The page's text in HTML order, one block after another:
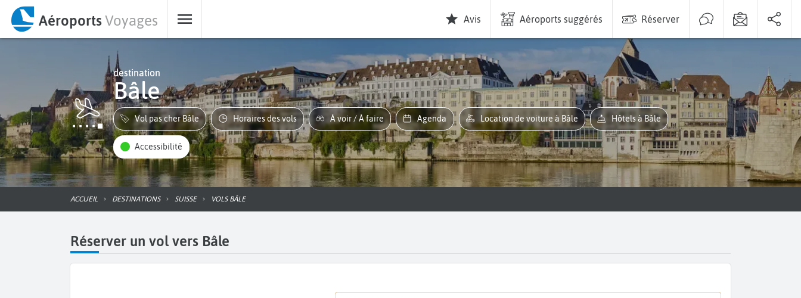
AéroportsVoyages Avis Aéroports suggérés Réserver
destination
Bâle
Vol pas cher Bâle Horaires des vols À voir / À faire Agenda Location de voiture à Bâle Hôtels à Bâle
Accessibilité
ACCUEIL DESTINATIONS SUISSE VOLS BÂLE
Réserver un vol vers Bâle